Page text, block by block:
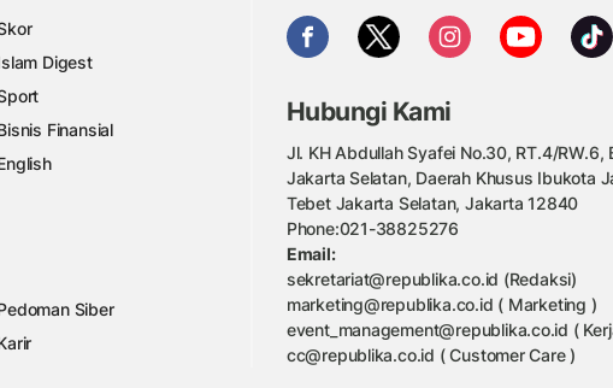
Digest
Finansial
Siber
Hubungi Kami
Jl. KH Abdullah Syafei No.30, RT.4/RW.6,
Jakarta Selatan, Daerah Khusus Ibukota
Tebet Jakarta Selatan, Jakarta 12840
Phone:021-38825276
Email:
sekretariat@republika.co.id (Redaksi)
marketing@republika.co.id ( Marketing )
event_management@republika.co.id (
cc@republika.co.id ( Customer Care )